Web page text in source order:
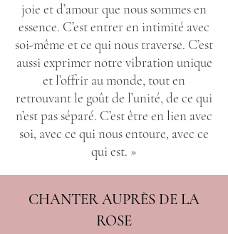
joie et d’amour que nous sommes en
essence. C’est entrer en intimité avec
soi-même et ce qui nous traverse. C’est
aussi exprimer notre vibration unique
et l’offrir au monde, tout en
retrouvant le goût de l’unité, de ce qui
n’est pas séparé. C’est être en lien avec
soi, avec ce qui nous entoure, avec ce
qui est. »
CHANTER AUPRÈS DE LA
ROSE